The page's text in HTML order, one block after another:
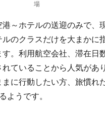
場
～ホテルの送迎のみで、
ルのクラスだけを大まか
。利用航空会社、滞在
ていることから人気があ
に行動したい方、旅慣
ようです。